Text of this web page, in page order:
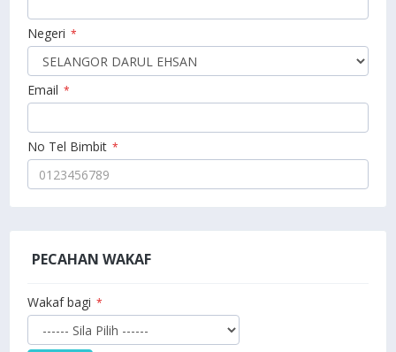
Negeri *
Email *
No Tel Bimbit *
PECAHAN WAKAF
Wakaf bagi *